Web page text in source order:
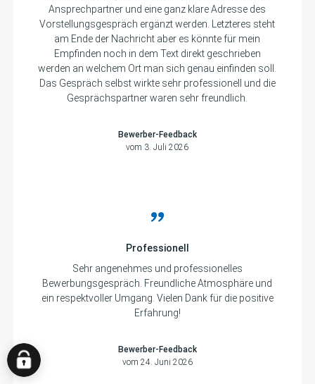
Ansprechpartner und eine ganz klare Adresse des
Vorstellungsgespräch ergänzt werden. Letzteres steht
am Ende der Nachricht aber es könnte für mein
Empfinden noch in dem Text direkt geschrieben
werden an welchem Ort man sich genau einfinden soll.
Das Gespräch selbst wirkte sehr professionell und die
Gesprächspartner waren sehr freundlich.
Bewerber-Feedback
vom 3. Juli 2026
Professionell
Sehr angenehmes und professionelles
Bewerbungsgespräch. Freundliche Atmosphäre und
ein respektvoller Umgang. Vielen Dank für die positive
Erfahrung!
Bewerber-Feedback
vom 24. Juni 2026